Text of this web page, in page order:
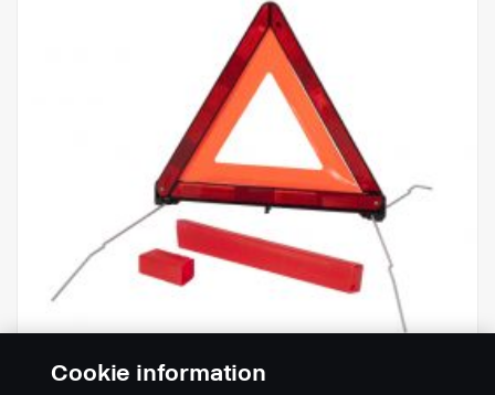
Cookie information